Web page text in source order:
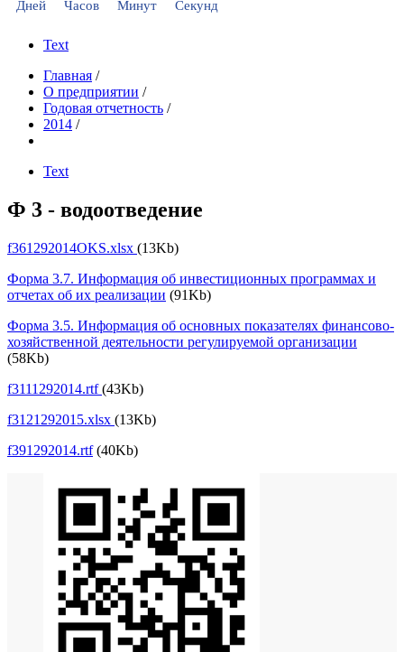
Дней Часов Минут Секунд
Text
Главная /
О предприятии /
Годовая отчетность /
2014 /
Text
Ф 3 - водоотведение
f361292014OKS.xlsx (13Kb)
Форма 3.7. Информация об инвестиционных программах и
отчетах об их реализации (91Kb)
Форма 3.5. Информация об основных показателях финансово-
хозяйственной деятельности регулируемой организации
(58Kb)
f3111292014.rtf(43Kb)
f3121292015.xlsx (13Kb)
f391292014.rtf(40Kb)